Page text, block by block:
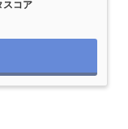
スコア